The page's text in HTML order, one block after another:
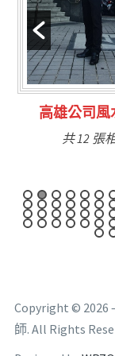
林氏福主量
共 6 張
Copyright ©
師. All Rights